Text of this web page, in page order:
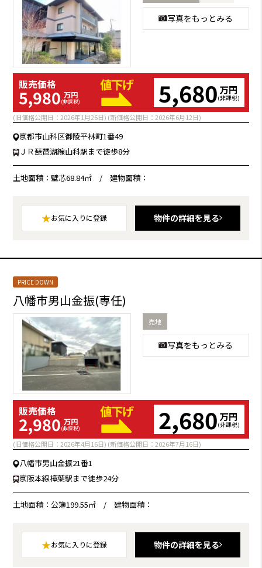
写真をもっとみる
販売価格
5,980 万円
(非課税) 5,680 万円
(非課税)
(旧価格公開日：2026年1月26日) (新価格公開日：2026年6月12日)
京都市山科区御陵平林町1番49
ＪＲ琵琶湖線山科駅まで徒歩8分
土地面積：壁芯68.84㎡ /建物面積：
★お気に入りに登録 物件の詳細を見る
PRICE DOWN
八幡市男山金振(専任)
売地
写真をもっとみる
販売価格
2,980 万円
(非課税) 2,680 万円
(非課税)
(旧価格公開日：2026年4月16日) (新価格公開日：2026年7月16日)
八幡市男山金振21番1
京阪本線樟葉駅まで徒歩24分
土地面積：公簿199.55㎡ /建物面積：
★お気に入りに登録 物件の詳細を見る